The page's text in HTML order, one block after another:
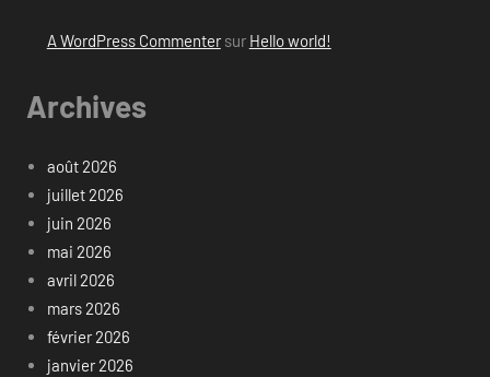
A WordPress Commentersur Hello world!
Archives
août 2026
juillet 2026
juin 2026
mai 2026
avril 2026
mars 2026
février 2026
janvier 2026